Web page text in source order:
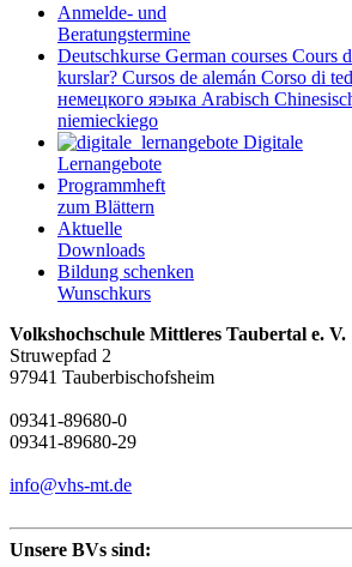
Anmelde- und
Beratungstermine
Deutschkurse German courses Cours
kurslar? Cursos de alemán Corso di
немецкого яэыка Arabisch
niemieckiego
Digitale
Lernangebote
Programmheft
zum Blättern
Aktuelle
Downloads
Bildung schenken
Wunschkurs
Volkshochschule Mittleres Taubertal e. V.
Struwepfad 2
97941 Tauberbischofsheim
09341-89680-0
09341-89680-29
info@vhs-mt.de
Unsere BVs sind: